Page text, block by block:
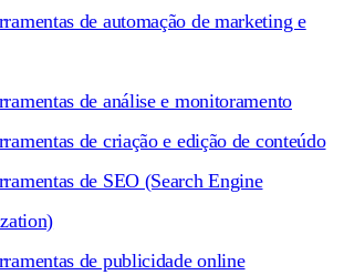
de automação de marketing e
de análise e monitoramento
de criação e edição de conteúdo
de SEO (Search Engine
de publicidade online